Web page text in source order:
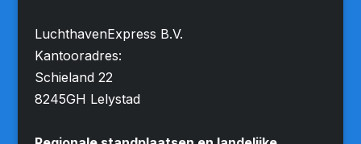
LuchthavenExpress B.V.
Kantooradres:
Schieland 22
8245GH Lelystad